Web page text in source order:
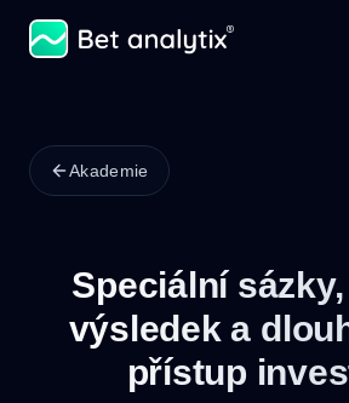
Akademie
Speciální
výsledek a
přístup